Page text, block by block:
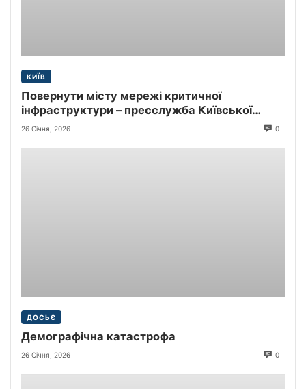
КИЇВ
Повернути місту мережі критичної
інфраструктури – пресслужба Київської
міської прокуратури
26 Січня, 2026 0
ДОСЬЄ
Демографічна катастрофа
26 Січня, 2026 0